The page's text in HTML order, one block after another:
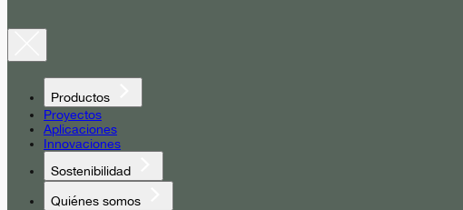
Productos
Proyectos
Aplicaciones
Innovaciones
Sostenibilidad
Quiénes somos